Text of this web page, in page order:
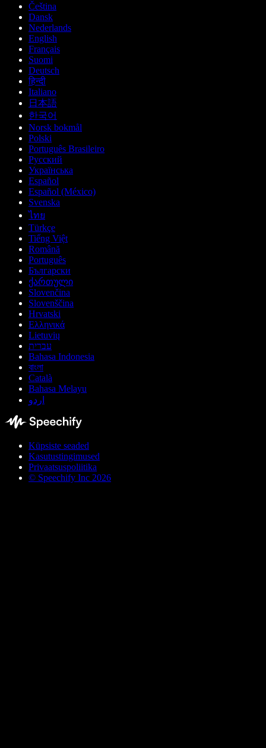
Čeština
Dansk
Nederlands
English
Français
Suomi
Deutsch
हिन्दी
Italiano
日本語
한국어
Norsk bokmål
Polski
Português Brasileiro
Русский
Українська
Español
Español (México)
Svenska
ไทย
Türkçe
Tiếng Việt
Română
Português
Български
ქართული
Slovenčina
Slovenščina
Hrvatski
Ελληνικά
Lietuvių
עברית
Bahasa Indonesia
বাংলা
Català
Bahasa Melayu
اردو
Küpsiste seaded
Kasutustingimused
Privaatsuspoliitika
© Speechify Inc 2026